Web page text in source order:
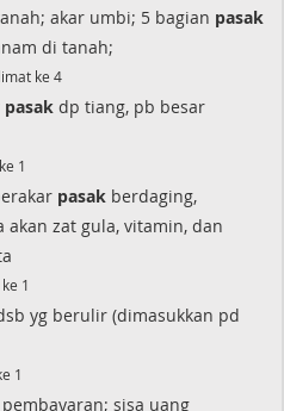
akar umbi; 5 bagian pasak
di tanah;
ke 4
pasak dp tiang, pb besar
1
pasak berdaging,
akan zat gula, vitamin, dan
1
yg berulir (dimasukkan pd
1
sisa uang